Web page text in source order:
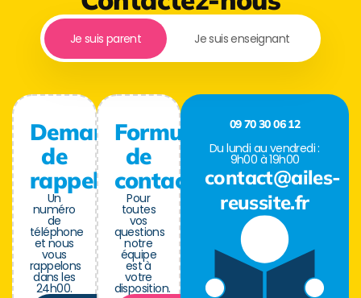
Je suis parent Je suis enseignant
Demande
de
rappel
Un
numéro
de
téléphone
et nous
vous
rappelons
dans les
24h00.
Formulaire
de
contact
Pour
toutes
vos
questions
notre
équipe
est à
votre
disposition.
09 70 30 06 12
Du lundi au vendredi :
9h00 à 19h00
contact@ailes-
reussite.fr